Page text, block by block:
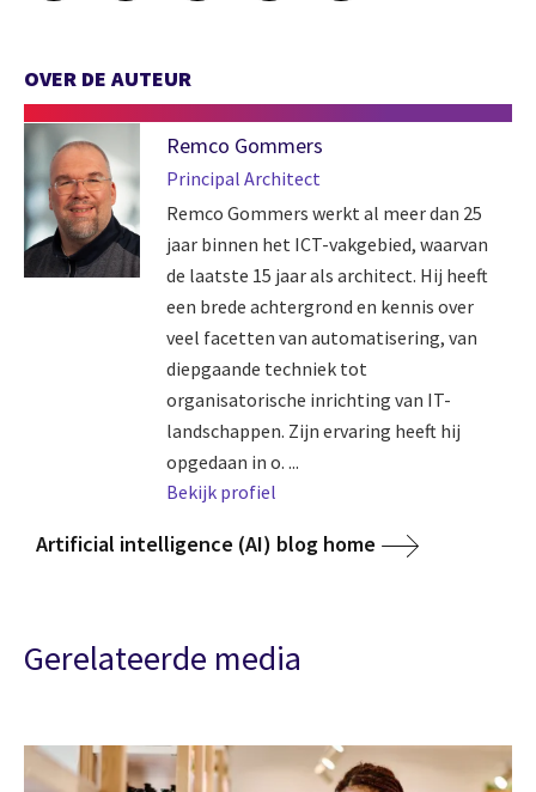
OVER DE AUTEUR
Remco Gommers
Principal Architect
Remco Gommers werkt al meer dan 25
jaar binnen het ICT-vakgebied, waarvan
de laatste 15 jaar als architect. Hij heeft
een brede achtergrond en kennis over
veel facetten van automatisering, van
diepgaande techniek tot
organisatorische inrichting van IT-
landschappen. Zijn ervaring heeft hij
opgedaan in o. ...
Bekijk profiel
Artificial intelligence (AI) blog home
Gerelateerde media